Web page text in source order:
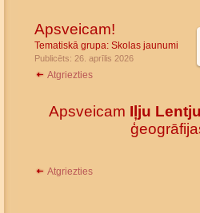
Apsveicam!
Tematiskā grupa: Skolas jaunumi
Publicēts: 26. aprīlis 2026
Atgriezties
Apsveicam Iļju
Atgriezties